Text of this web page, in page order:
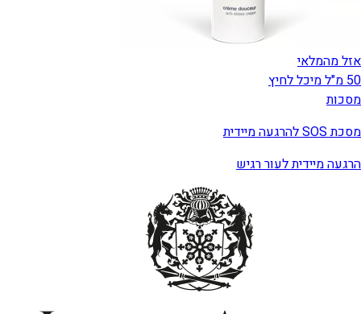
אזל מהמלאי
50 מ"ל מיכל לחיץ
מסכות
מסכת SOS להרגעה מיידית
הרגעה מיידית לעור רגיש